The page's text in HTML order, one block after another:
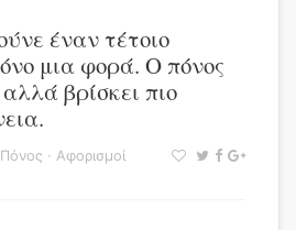
έναν τέτοιο
μια φορά. Ο πόνος
βρίσκει πιο
· Αφορισμοί